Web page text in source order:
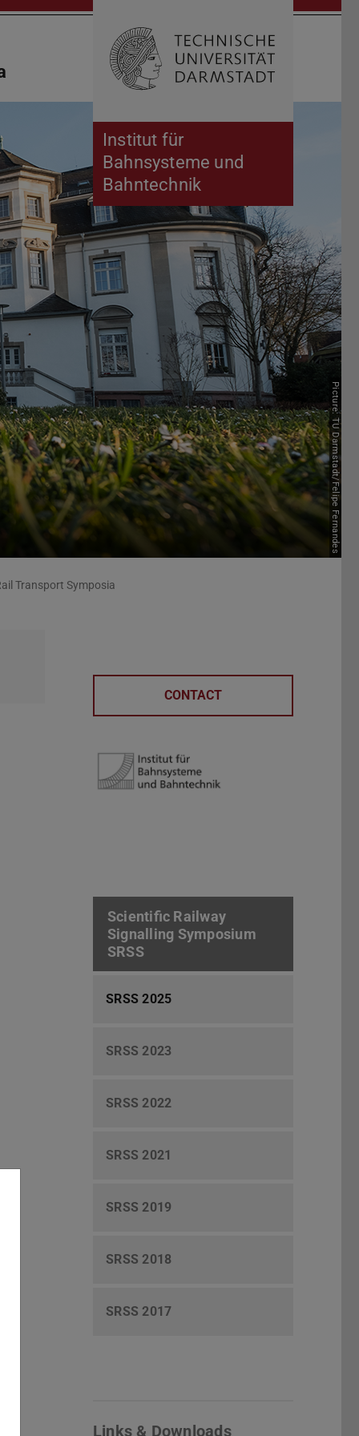
Institut für
Bahnsysteme und
Bahntechnik
Open search
Picture: TU Darmstadt/Felipe Fernandes
Transport Symposia
CONTACT
Scientific Railway
Signalling Symposium
SRSS
SRSS 2025
SRSS 2023
SRSS 2022
SRSS 2021
SRSS 2019
SRSS 2018
SRSS 2017
Links & Downloads